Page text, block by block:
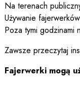
Na terenach
Używanie
Poza tymi godzinami
Zawsze przeczytaj
Fajerwerki mogą